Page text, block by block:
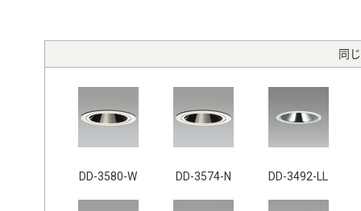
同
DD-3580-W DD-3574-N DD-3492-LL